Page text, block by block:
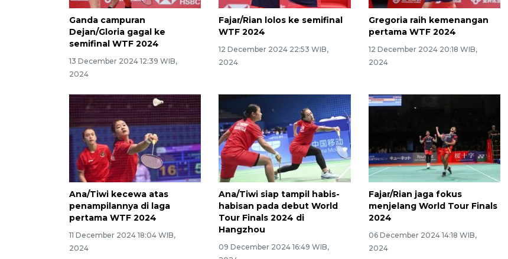
Ganda campuran
Dejan/Gloria gagal ke
semifinal WTF 2024
13 December 2024 12:39 WIB,
2024
Fajar/Rian lolos ke semifinal
WTF 2024
12 December 2024 22:53 WIB,
2024
Gregoria raih kemenangan
pertama WTF 2024
12 December 2024 20:18 WIB,
2024
Ana/Tiwi kecewa atas
penampilannya di laga
pertama WTF 2024
11 December 2024 18:04 WIB,
2024
Ana/Tiwi siap tampil habis-
habisan pada debut World
Tour Finals 2024 di
Hangzhou
09 December 2024 16:49 WIB,
Fajar/Rian jaga fokus
menjelang World Tour Finals
2024
06 December 2024 14:18 WIB,
2024